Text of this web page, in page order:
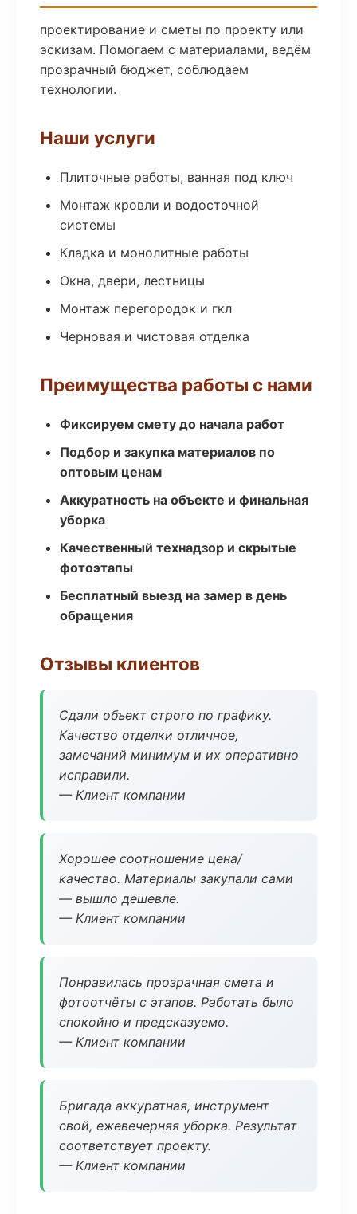
проектирование и сметы по проекту или
эскизам. Помогаем с материалами, ведём
прозрачный бюджет, соблюдаем
технологии.
Наши услуги
Плиточные работы, ванная под ключ
Монтаж кровли и водосточной
системы
Кладка и монолитные работы
Окна, двери, лестницы
Монтаж перегородок и гкл
Черновая и чистовая отделка
Преимущества работы с нами
Фиксируем смету до начала работ
Подбор и закупка материалов по
оптовым ценам
Аккуратность на объекте и финальная
уборка
Качественный технадзор и скрытые
фотоэтапы
Бесплатный выезд на замер в день
обращения
Отзывы клиентов
Сдали объект строго по графику.
Качество отделки отличное,
замечаний минимум и их оперативно
исправили.
— Клиент компании
Хорошее соотношение цена/
качество. Материалы закупали сами
— вышло дешевле.
— Клиент компании
Понравилась прозрачная смета и
фотоотчёты с этапов. Работать было
спокойно и предсказуемо.
— Клиент компании
Бригада аккуратная, инструмент
свой, ежевечерняя уборка. Результат
соответствует проекту.
— Клиент компании